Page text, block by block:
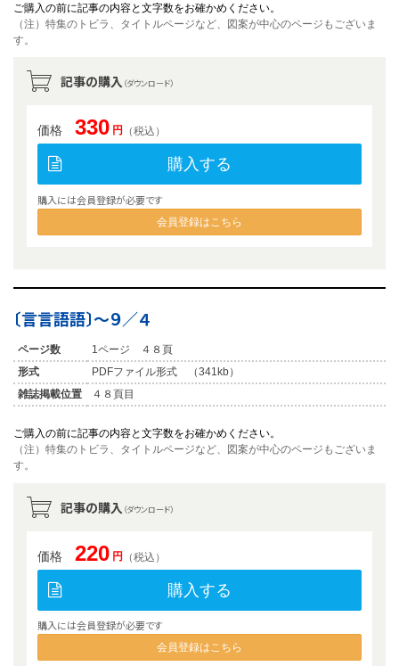
ご購入の前に記事の内容と文字数をお確かめください。
（注）特集のトビラ、タイトルページなど、図案が中心のページもございま
す。
記事の購入 （ダウンロード）
価格 330 円 （税込）
購入する
購入には会員登録が必要です
会員登録はこちら
〔言言語語〕〜９／４
ページ数
1ページ ４８頁
形式
PDFファイル形式 （341kb）
雑誌掲載位置
４８頁目
ご購入の前に記事の内容と文字数をお確かめください。
（注）特集のトビラ、タイトルページなど、図案が中心のページもございま
す。
記事の購入 （ダウンロード）
価格 220 円 （税込）
購入する
購入には会員登録が必要です
会員登録はこちら